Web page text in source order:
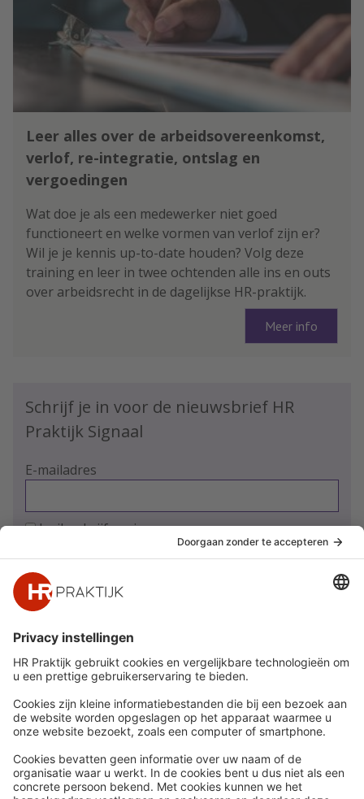
Leer alles over de arbeidsovereenkomst,
verlof, re-integratie, ontslag en
vergoedingen
Wat doe je als een medewerker niet goed
functioneert en welke vormen van verlof zijn er?
Wil je je kennis up-to-date houden? Volg deze
training en leer in twee ochtenden alle ins en outs
over arbeidsrecht in de dagelijkse HR-praktijk.
Meer info
Schrijf je in voor de nieuwsbrief HR
Praktijk Signaal
E-mailadres
Ja, ik schrijf me in
Snel naar
Nieuws
Whitepapers
Webinars
Word lid
Contact
Meer
HR Academy
HR Podcast
CHRO
HR Day